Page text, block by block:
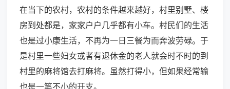
在当下的农村，农村的条件越来越好，村里别墅、楼
房到处都是，家家户户几乎都有小车。村民们的生活
也是过小康生活，不再为一日三餐为而奔波劳碌。于
是村里一些妇女或者有退休金的老人就会时不时的到
村里的麻将馆去打麻将。虽然打得小，但如果经常输
也是一笔不小的开支。